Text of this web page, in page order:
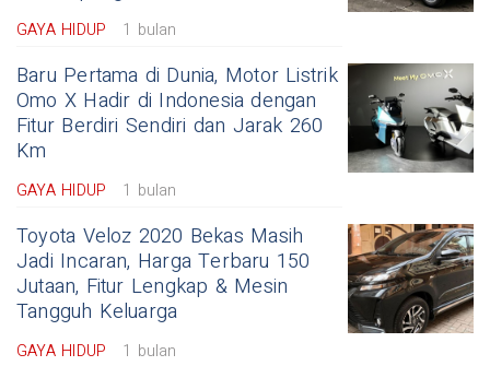
GAYA HIDUP 1 bulan
Baru Pertama di Dunia, Motor Listrik
Omo X Hadir di Indonesia dengan
Fitur Berdiri Sendiri dan Jarak 260
Km
GAYA HIDUP 1 bulan
Toyota Veloz 2020 Bekas Masih
Jadi Incaran, Harga Terbaru 150
Jutaan, Fitur Lengkap & Mesin
Tangguh Keluarga
GAYA HIDUP 1 bulan